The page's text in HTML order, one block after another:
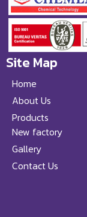
Site Map
Home
About Us
Products
New factory
Gallery
Contact Us